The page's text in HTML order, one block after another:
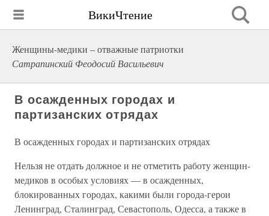
ВикиЧтение
Женщины-медики – отважные патриотки
Сатрапинский Феодосий Васильевич
В осажденных городах и
партизанских отрядах
В осажденных городах и партизанских отрядах
Нельзя не отдать должное и не отметить работу женщин-
медиков в особых условиях — в осажденных,
блокированных городах, какими были города-герои
Ленинград, Сталинград, Севастополь, Одесса, а также в